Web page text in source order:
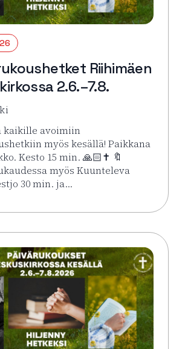
Riihimäen
2.6.–7.8.
kaikille avoimiin
myös kesällä! Paikkana
Kesto 15 min. 🙏🏻✝️ 🔖
myös Kuunteleva
30 min. ja…
Kesän rukoushetket